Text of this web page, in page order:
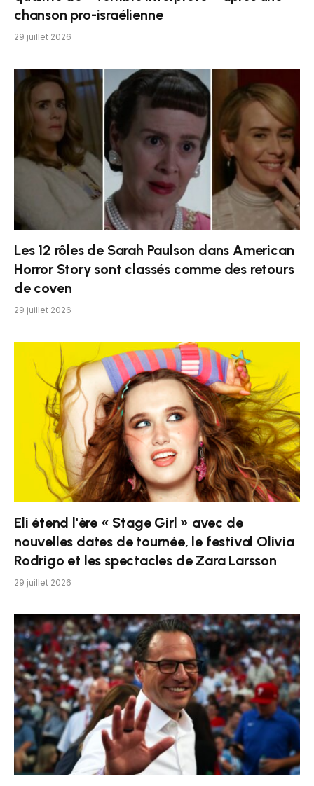
chanson pro-israélienne
29 juillet 2026
Les 12 rôles de Sarah Paulson dans American
Horror Story sont classés comme des retours
de coven
29 juillet 2026
Eli étend l'ère « Stage Girl » avec de
nouvelles dates de tournée, le festival Olivia
Rodrigo et les spectacles de Zara Larsson
29 juillet 2026